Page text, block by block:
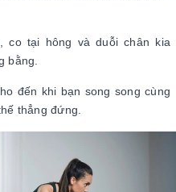
co tại hông và duỗi chân kia
bằng.
đến khi bạn song song cùng
thẳng đứng.